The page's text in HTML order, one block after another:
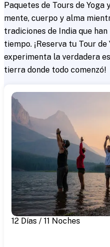
Paquetes de Tours de
mente, cuerpo y alma
tradiciones de India que
tiempo. ¡Reserva tu Tour
experimenta la verdadera
tierra donde todo comenzó!
12 Días / 11 Noches